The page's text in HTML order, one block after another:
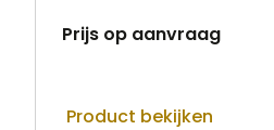
Prijs op aanvraag
Product bekijken